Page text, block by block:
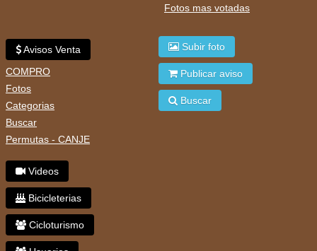
Fotos mas votadas
Avisos Venta
COMPRO
Fotos
Categorias
Buscar
Permutas - CANJE
Videos
Bicicleterias
Cicloturismo
Subir foto
Publicar aviso
Buscar